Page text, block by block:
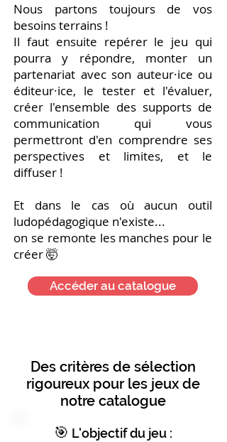
Nous partons toujours de vos
besoins terrains !
Il faut ensuite repérer le jeu qui
pourra y répondre, monter un
partenariat avec son auteur·ice ou
éditeur·ice, le tester et l'évaluer,
créer l'ensemble des supports de
communication qui vous
permettront d'en comprendre ses
perspectives et limites, et le
diffuser !
Et dans le cas où aucun outil
ludopédagogique n'existe...
on se remonte les manches pour le
créer 🤯
Accéder au catalogue
Des critères de sélection
rigoureux pour les jeux de
notre catalogue
🎯 L'objectif du jeu :